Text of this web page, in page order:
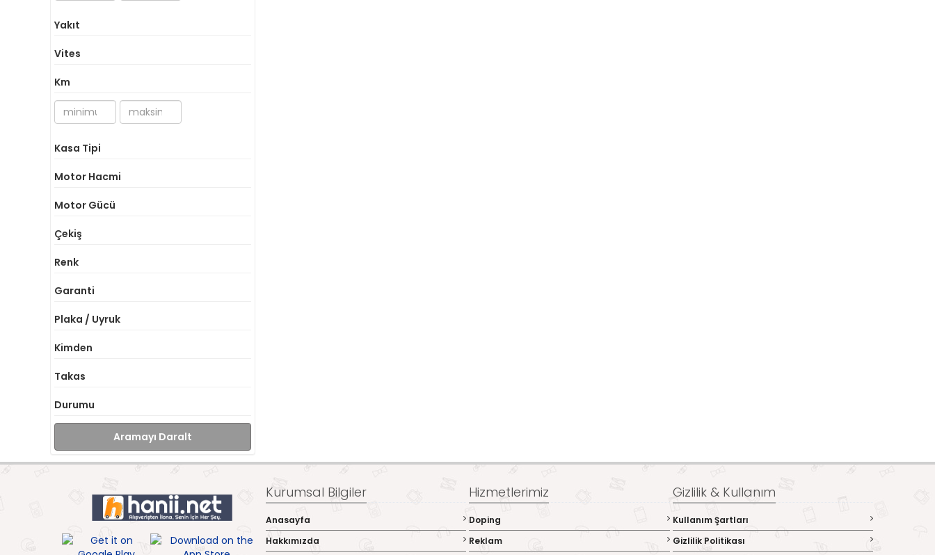
Yakıt
Vites
Km
Kasa Tipi
Motor Hacmi
Motor Gücü
Çekiş
Renk
Garanti
Plaka / Uyruk
Kimden
Takas
Durumu
Aramayı Daralt
Kurumsal Bilgiler
Anasayfa
Hakkımızda
Hizmetlerimiz
Doping
Reklam
Gizlilik & Kullanım
Kullanım Şartları
Gizlilik Politikası